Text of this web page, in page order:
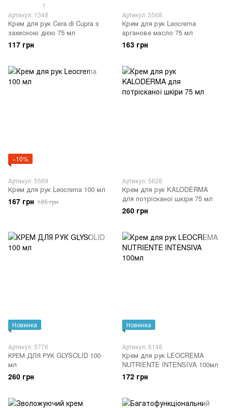
1
Артикул: 1348
Крем для рук Cera di Cupra з
захисною дією 75 мл
117 грн
Артикул: 5568
Крем для рук Leocrema
арганове масло 75 мл
163 грн
−10%
Артикул: 5569
Крем для рук Leocrema 100 мл
167 грн 185 грн
Артикул: 5628
Крем для рук KALODERMA
для потрісканої шкіри 75 мл
260 грн
Новинка
Артикул: 5776
КРЕМ ДЛЯ РУК GLYSOLID 100
мл
260 грн
Новинка
Артикул: 6148
Крем для рук LEOCREMA
NUTRIENTE INTENSIVA 100мл
172 грн